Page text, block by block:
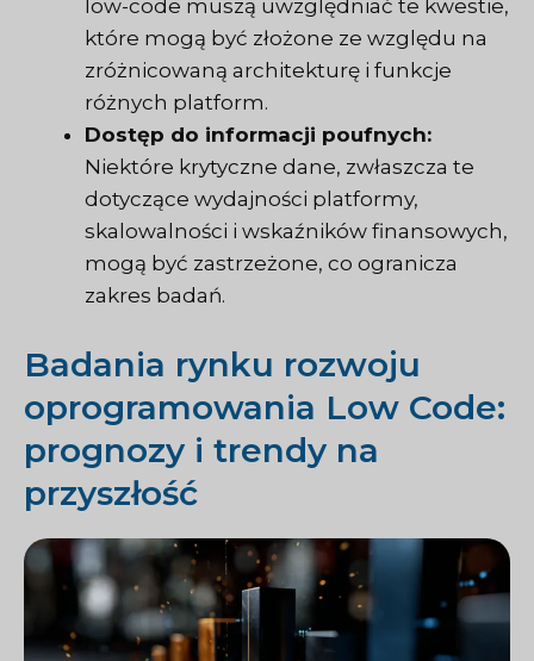
low-code muszą uwzględniać te kwestie,
które mogą być złożone ze względu na
zróżnicowaną architekturę i funkcje
różnych platform.
Dostęp do informacji poufnych:
Niektóre krytyczne dane, zwłaszcza te
dotyczące wydajności platformy,
skalowalności i wskaźników finansowych,
mogą być zastrzeżone, co ogranicza
zakres badań.
Badania rynku rozwoju
oprogramowania Low Code:
prognozy i trendy na
przyszłość